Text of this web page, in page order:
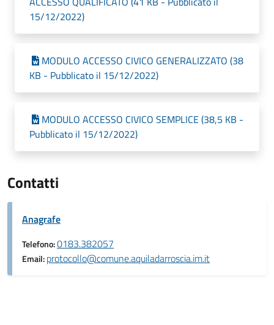
15/12/2022)
MODULO ACCESSO CIVICO GENERALIZZATO (38
KB - Pubblicato il 15/12/2022)
MODULO ACCESSO CIVICO SEMPLICE (38,5 KB -
Pubblicato il 15/12/2022)
Contatti
Anagrafe
Telefono:0183.382057
Email:protocollo@comune.aquiladarroscia.im.it